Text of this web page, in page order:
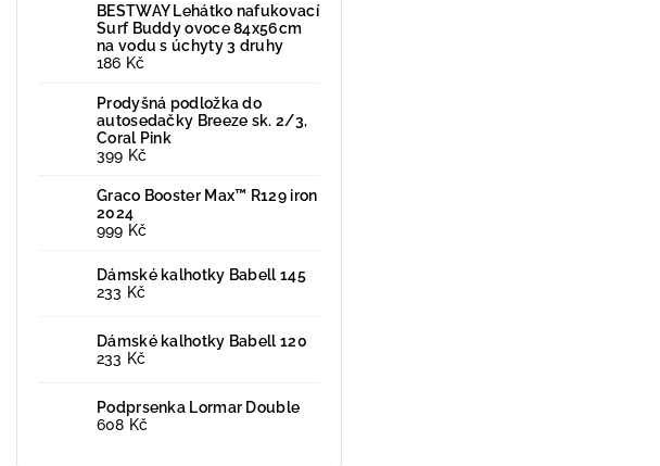
BESTWAY Lehátko nafukovací
Surf Buddy ovoce 84x56cm
na vodu s úchyty 3 druhy
186 Kč
Prodyšná podložka do
autosedačky Breeze sk. 2/3,
Coral Pink
399 Kč
Graco Booster Max™ R129 iron
2024
999 Kč
Dámské kalhotky Babell 145
233 Kč
Dámské kalhotky Babell 120
233 Kč
Podprsenka Lormar Double
608 Kč